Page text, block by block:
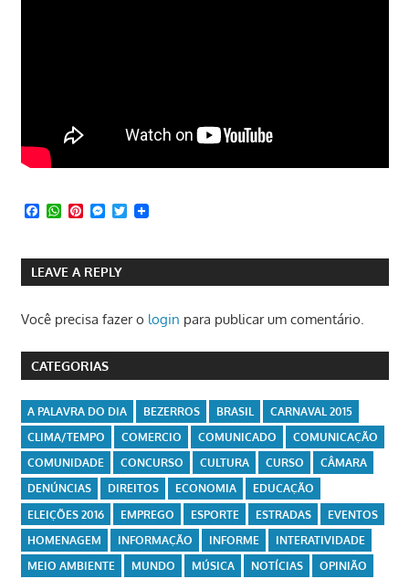
Facebook
WhatsApp
Pinterest
Messenger
Twitter
LEAVE A REPLY
Você precisa fazer o login para publicar um comentário.
CATEGORIAS
A PALAVRA DO DIA BEZERROS BRASIL
CARNAVAL 2015
CLIMA/TEMPO
COMERCIO COMUNICADO
COMUNICAÇÃO
COMUNIDADE
CONCURSO CULTURA CURSO
CÂMARA
DENÚNCIAS
DIREITOS ECONOMIA
EDUCAÇÃO
ELEIÇÕES 2016
EMPREGO ESPORTE ESTRADAS
EVENTOS
HOMENAGEM
INFORMAÇÃO INFORME
INTERATIVIDADE
MEIO AMBIENTE
MUNDO MÚSICA NOTÍCIAS OPINIÃO